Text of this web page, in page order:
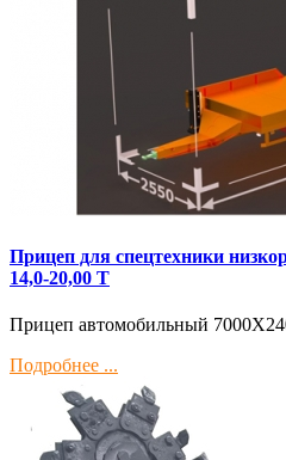
Прицеп для спецтехники
14,0-20,00 Т
Прицеп автомобильный
Подробнее ...